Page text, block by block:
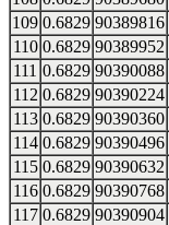
109 0.6829 90389816
110 0.6829 90389952
111 0.6829 90390088
112 0.6829 90390224
113 0.6829 90390360
114 0.6829 90390496
115 0.6829 90390632
116 0.6829 90390768
117 0.6829 90390904